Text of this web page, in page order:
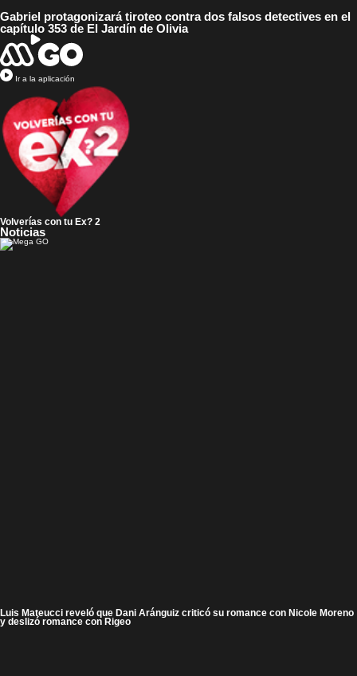
Gabriel protagonizará tiroteo contra dos falsos detectives en el
capítulo 353 de El Jardín de Olivia
Ir a la aplicación
Volverías con tu Ex? 2
Noticias
Luis Mateucci reveló que Dani Aránguiz criticó su romance con Nicole Moreno
y deslizó romance con Rigeo